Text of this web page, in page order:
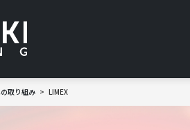
取り組み LIMEX